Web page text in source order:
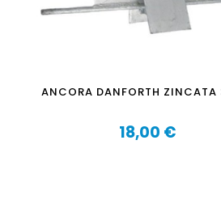
ANCORA DANFORTH ZINCATA
Prezzo
18,00 €